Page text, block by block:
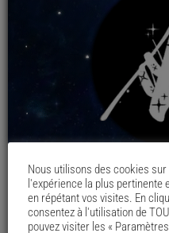
Nous utilisons des cookies
l'expérience la plus
en répétant vos visites. En
consentez à l'utilisation de
pouvez visiter les «